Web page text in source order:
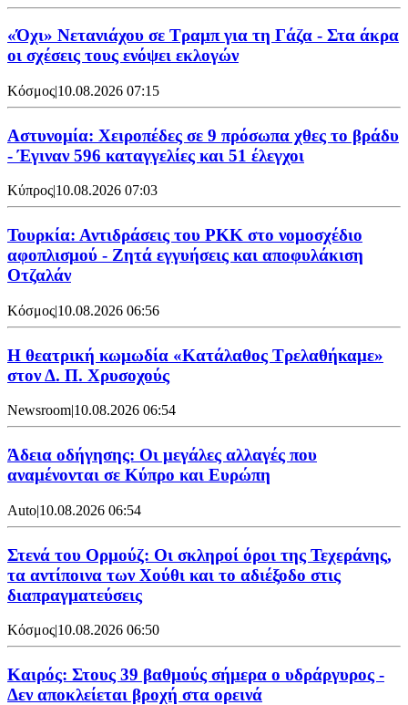
«Όχι» Νετανιάχου σε Τραμπ για τη Γάζα - Στα άκρα
οι σχέσεις τους ενόψει εκλογών
Κόσμος|10.08.2026 07:15
Αστυνομία: Χειροπέδες σε 9 πρόσωπα χθες το βράδυ
- Έγιναν 596 καταγγελίες και 51 έλεγχοι
Κύπρος 10.08.2026 07:03
Τουρκία: Αντιδράσεις του PKK στο νομοσχέδιο
αφοπλισμού - Ζητά εγγυήσεις και αποφυλάκιση
Οτζαλάν
Κόσμος|10.08.2026 06:56
Η θεατρική κωμωδία «Κατάλαθος Τρελαθήκαμε»
στον Δ. Π. Χρυσοχούς
Newsroom|10.08.2026 06:54
Άδεια οδήγησης: Οι μεγάλες αλλαγές που
αναμένονται σε Κύπρο και Ευρώπη
Auto|10.08.2026 06:54
Στενά του Ορμούζ: Οι σκληροί όροι της Τεχεράνης,
τα αντίποινα των Χούθι και το αδιέξοδο στις
διαπραγματεύσεις
Κόσμος|10.08.2026 06:50
Καιρός: Στους 39 βαθμούς σήμερα ο υδράργυρος -
Δεν αποκλείεται βροχή στα ορεινά